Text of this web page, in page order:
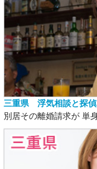
三重県 浮気相談と探偵
別居その離婚請求が 単